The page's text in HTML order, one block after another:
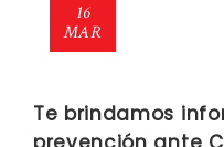
16
MAR
Te brindamos